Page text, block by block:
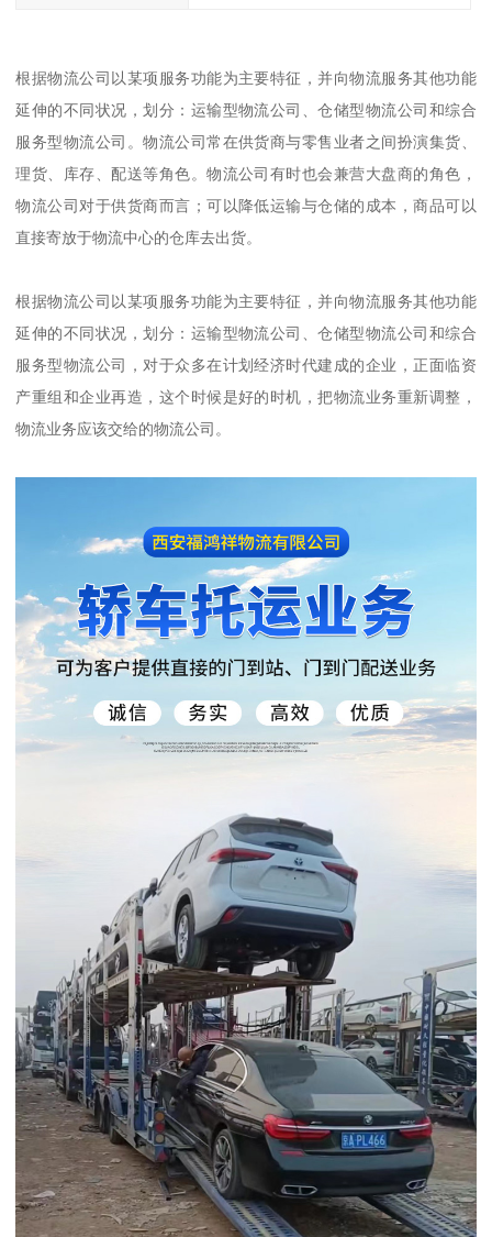
根据物流公司以某项服务功能为主要特征，并向物流服务其他功能
延伸的不同状况，划分：运输型物流公司、仓储型物流公司和综合
服务型物流公司。物流公司常在供货商与零售业者之间扮演集货、
理货、库存、配送等角色。物流公司有时也会兼营大盘商的角色，
物流公司对于供货商而言；可以降低运输与仓储的成本，商品可以
直接寄放于物流中心的仓库去出货。
根据物流公司以某项服务功能为主要特征，并向物流服务其他功能
延伸的不同状况，划分：运输型物流公司、仓储型物流公司和综合
服务型物流公司，对于众多在计划经济时代建成的企业，正面临资
产重组和企业再造，这个时候是好的时机，把物流业务重新调整，
物流业务应该交给的物流公司。